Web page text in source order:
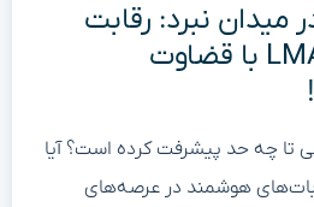
نبرد: رقابت
ربات‌ها در LMArena با قضاوت
تا چه حد پیشرفت کرده است؟ آیا
هوشمند در عرصه‌های